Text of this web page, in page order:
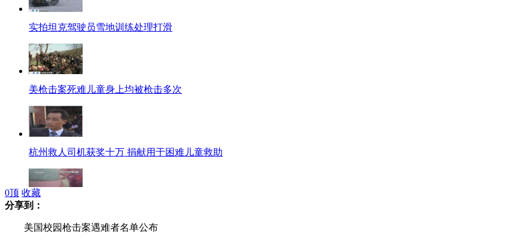
实拍坦克驾驶员雪地训练处理打滑
美枪击案死难儿童身上均被枪击多次
杭州救人司机获奖十万 捐献用于困难儿童救助
0顶 收藏
分享到：
美国校园枪击案遇难者名单公布